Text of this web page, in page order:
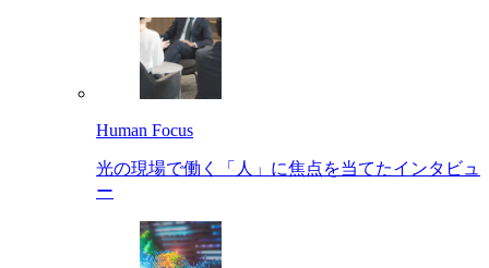
Human Focus
光の現場で働く「人」に焦点を当てたインタビュ
ー